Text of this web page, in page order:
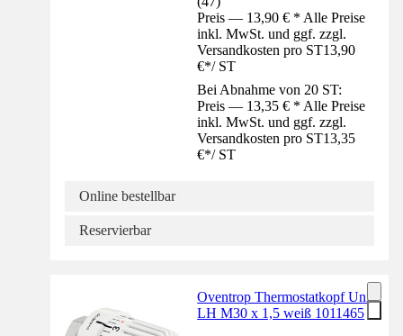
Preis — 13,90 € * Alle Preise
inkl. MwSt. und ggf. zzgl.
Versandkosten pro ST13,90
€*/ ST
Bei Abnahme von 20 ST:
Preis — 13,35 € * Alle Preise
inkl. MwSt. und ggf. zzgl.
Versandkosten pro ST13,35
€*/ ST
Online bestellbar
Reservierbar
Oventrop Thermostatkopf Uni
LH M30 x 1,5 weiß 1011465